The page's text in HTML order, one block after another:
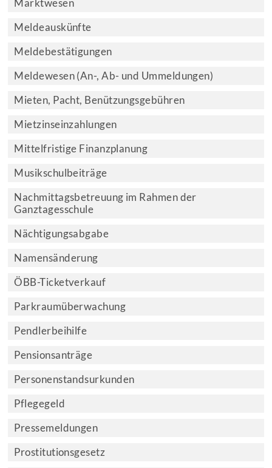
Marktwesen
Meldeauskünfte
Meldebestätigungen
Meldewesen (An-, Ab- und Ummeldungen)
Mieten, Pacht, Benützungsgebühren
Mietzinseinzahlungen
Mittelfristige Finanzplanung
Musikschulbeiträge
Nachmittagsbetreuung im Rahmen der
Ganztagesschule
Nächtigungsabgabe
Namensänderung
ÖBB-Ticketverkauf
Parkraumüberwachung
Pendlerbeihilfe
Pensionsanträge
Personenstandsurkunden
Pflegegeld
Pressemeldungen
Prostitutionsgesetz